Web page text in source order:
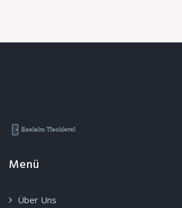
Menü
Über Uns